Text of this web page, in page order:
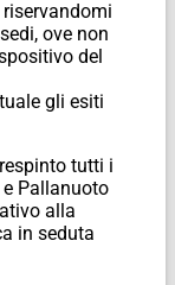
ove non
del
gli esiti
tutti i
Pallanuoto
alla
in seduta